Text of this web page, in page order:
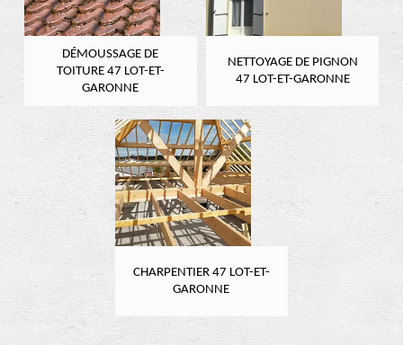
DÉMOUSSAGE DE
TOITURE 47 LOT-ET-
GARONNE
NETTOYAGE DE PIGNON
47 LOT-ET-GARONNE
CHARPENTIER 47 LOT-ET-
GARONNE